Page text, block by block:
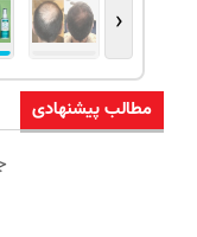
‹
مطالب پیشنهادی